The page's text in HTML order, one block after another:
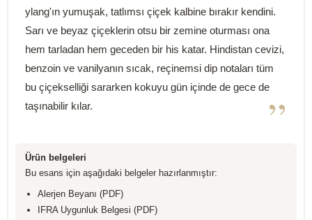
ylang'ın yumuşak, tatlımsı çiçek kalbine bırakır kendini.
Sarı ve beyaz çiçeklerin otsu bir zemine oturması ona
hem tarladan hem geceden bir his katar. Hindistan cevizi,
benzoin ve vanilyanın sıcak, reçinemsi dip notaları tüm
bu çiçekselliği sararken kokuyu gün içinde de gece de
taşınabilir kılar.
”
Ürün belgeleri
Bu esans için aşağıdaki belgeler hazırlanmıştır:
Alerjen Beyanı (PDF)
IFRA Uygunluk Belgesi (PDF)